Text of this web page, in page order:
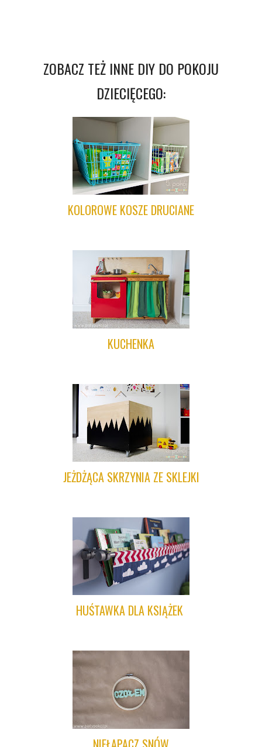
ZOBACZ TEŻ INNE DIY DO POKOJU
DZIECIĘCEGO:
KOLOROWE KOSZE DRUCIANE
KUCHENKA
JEŻDŻĄCA SKRZYNIA ZE SKLEJKI
HUŚTAWKA DLA KSIĄŻEK